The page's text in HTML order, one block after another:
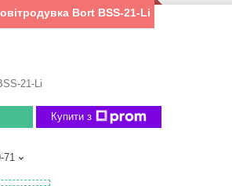
Bort BSS-21-Li
21-Li
Купити з
71